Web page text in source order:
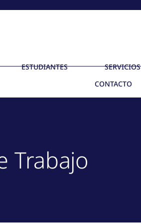
ESTUDIANTES SERVICIOS
CONTACTO
Trabajo